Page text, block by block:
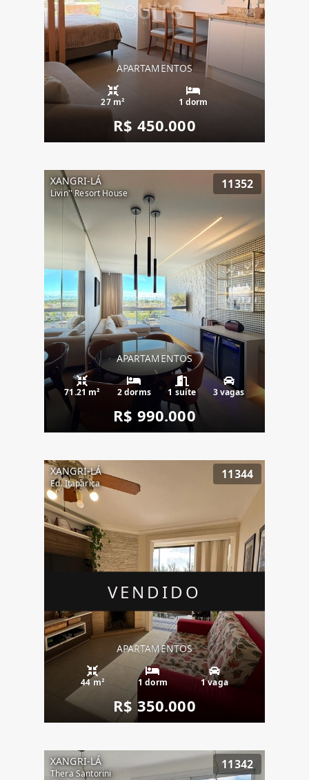
APARTAMENTOS
27 m² 1 dorm
R$ 450.000
XANGRI-LÁ
Livin'' Resort House
11352
APARTAMENTOS
71.21 m² 2 dorms 1 suíte 3 vagas
R$ 990.000
VENDIDO
XANGRI-LÁ
Ed. Itaparica
11344
APARTAMENTOS
44 m² 1 dorm 1 vaga
R$ 350.000
XANGRI-LÁ
Thera Santorini
11342